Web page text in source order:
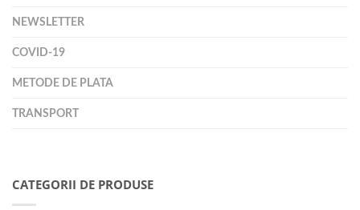
NEWSLETTER
COVID-19
METODE DE PLATA
TRANSPORT
CATEGORII DE PRODUSE